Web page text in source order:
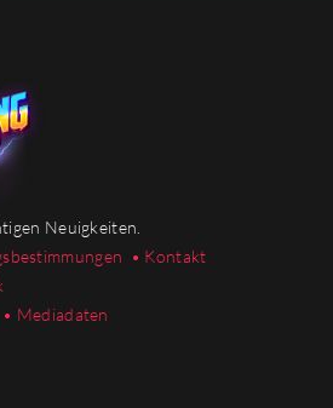
Neuigkeiten.
• Kontakt
• Mediadaten